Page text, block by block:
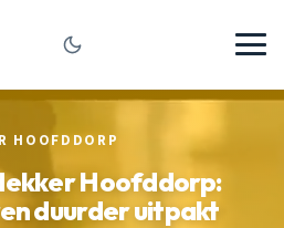
HOOFDDORP
Hoofddorp:
duurder uitpakt